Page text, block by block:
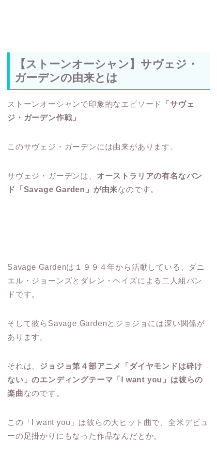
【ストーンオーシャン】サヴェジ・
ガーデンの由来とは
ストーンオーシャンで印象的なエピソード
「サヴェ
ジ・ガーデン作戦」
このサヴェジ・ガーデンには由来があります。
サヴェジ・ガーデンは、 オーストラリアの有名なバン
ド「Savage Garden」が由来なのです。
Savage Gardenは１９９４年から活動している、ダニ
エル・ジョーンズとダレン・ヘイズによる二人組バン
ドです。
そして彼らSavage Gardenとジョジョには深い関係が
あります。
それは、
ジョジョ第４部アニメ「ダイヤモンドは砕け
ない」のエンディングテーマ「I want you」は彼らの
楽曲なのです。
この「I want you」は彼らの大ヒット曲で、全米デビュ
ーの足掛かりにもなった作品なんだとか。